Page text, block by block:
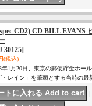
CD2) CD BILL EVANS
30125]
(税込)
1月20日、東京の郵便貯金ホー
・レイン」を筆頭とする当時の